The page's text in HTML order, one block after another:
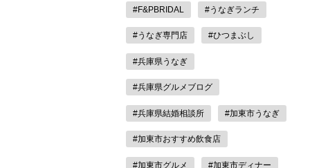
#F&PBRIDAL #うなぎランチ
#うなぎ専門店 #ひつまぶし
#兵庫県うなぎ
#兵庫県グルメブログ
#兵庫県結婚相談所 #加東市うなぎ
#加東市おすすめ飲食店
#加東市グルメ #加東市ディナー